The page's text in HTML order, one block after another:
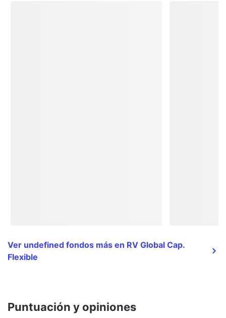
Ver undefined fondos más en RV Global Cap.
Flexible
Puntuación y opiniones